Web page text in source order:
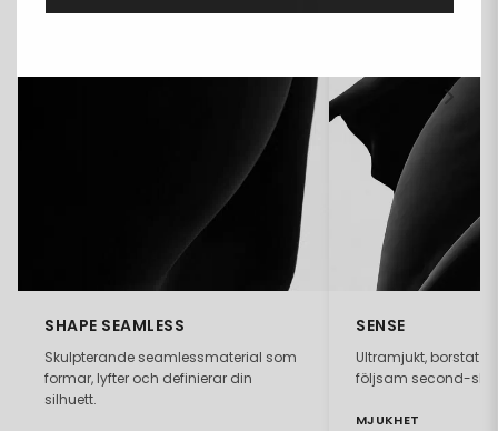
SHAPE SEAMLESS
Skulpterande seamlessmaterial som
formar, lyfter och definierar din
silhuett.
SENSE
Ultramjukt, borstat
följsam second-
MJUKHET